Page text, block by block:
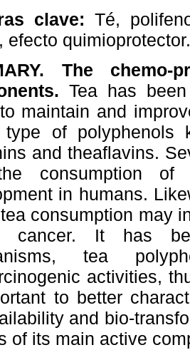
clave: Té,
efecto quimioprotector.
The
Tea has
maintain and
of polyphenols
and theaflavins.
consumption of
in humans.
consumption may
cancer. It has
tea
activities,
to better
and bio-
of its main active